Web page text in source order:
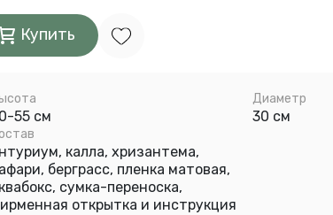
Купить
55 см
Диаметр
30 см
калла, хризантема,
берграсс, пленка матовая,
сумка-переноска,
открытка и инструкция